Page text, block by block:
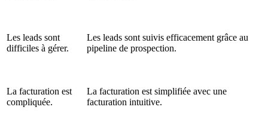
Les leads sont
difficiles à gérer.
Les leads sont suivis efficacement grâce au
pipeline de prospection.
La facturation est
compliquée.
La facturation est simplifiée avec une
facturation intuitive.